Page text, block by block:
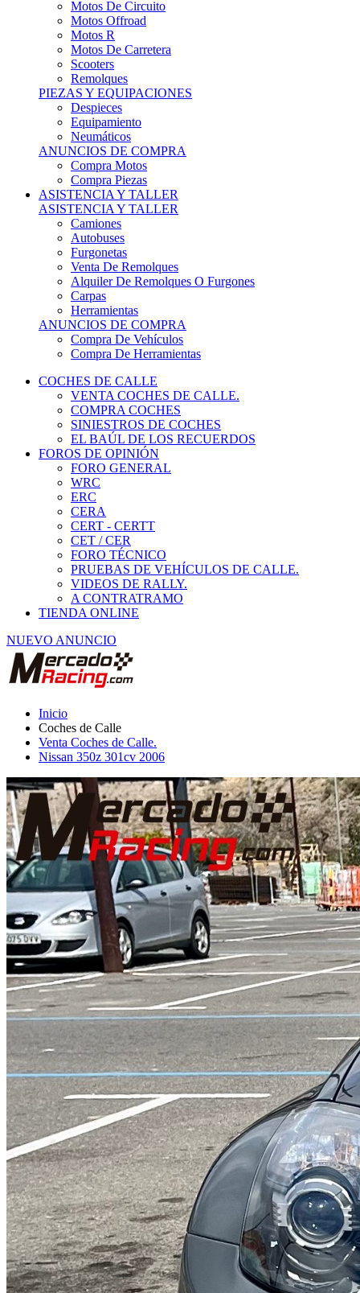
Motos R
Motos De Carretera
Scooters
Remolques
PIEZAS Y EQUIPACIONES
Despieces
Equipamiento
Neumáticos
ANUNCIOS DE COMPRA
Compra Motos
Compra Piezas
ASISTENCIA Y TALLER
ASISTENCIA Y TALLER
Camiones
Autobuses
Furgonetas
Venta De Remolques
Alquiler De Remolques O Furgones
Carpas
Herramientas
ANUNCIOS DE COMPRA
Compra De Vehículos
Compra De Herramientas
COCHES DE CALLE
VENTA COCHES DE CALLE.
COMPRA COCHES
SINIESTROS DE COCHES
EL BAÚL DE LOS RECUERDOS
FOROS DE OPINIÓN
FORO GENERAL
WRC
ERC
CERA
CERT - CERTT
CET / CER
FORO TÉCNICO
PRUEBAS DE VEHÍCULOS DE CALLE.
VIDEOS DE RALLY.
A CONTRATRAMO
TIENDA ONLINE
NUEVO ANUNCIO
Coches de Calle
Venta Coches de Calle.
Nissan 350z 301cv 2006